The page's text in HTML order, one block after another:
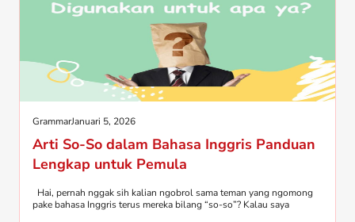
GrammarJanuari 5, 2026
Arti So-So dalam Bahasa Inggris Panduan
Lengkap untuk Pemula
Hai, pernah nggak sih kalian ngobrol sama teman yang ngomong
pake bahasa Inggris terus mereka bilang “so-so”? Kalau saya